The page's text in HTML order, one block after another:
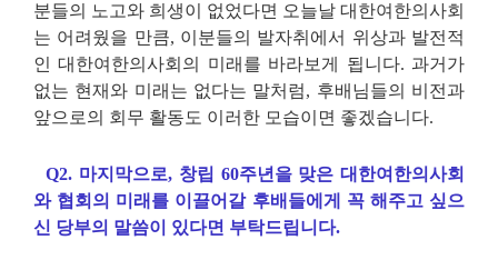
분들의 노고와 희생이 없었다면 오늘날 대한여한의사회
는 어려웠을 만큼, 이분들의 발자취에서 위상과 발전적
인 대한여한의사회의 미래를 바라보게 됩니다. 과거가
없는 현재와 미래는 없다는 말처럼, 후배님들의 비전과
앞으로의 회무 활동도 이러한 모습이면 좋겠습니다.
Q2. 마지막으로, 창립 60주년을 맞은 대한여한의사회
와 협회의 미래를 이끌어갈 후배들에게 꼭 해주고 싶으
신 당부의 말씀이 있다면 부탁드립니다.